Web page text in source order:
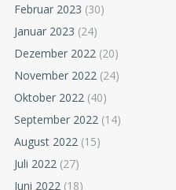
Februar 2023 (30)
Januar 2023 (24)
Dezember 2022 (20)
November 2022 (24)
Oktober 2022 (40)
September 2022 (14)
August 2022 (15)
Juli 2022 (27)
Juni 2022 (18)